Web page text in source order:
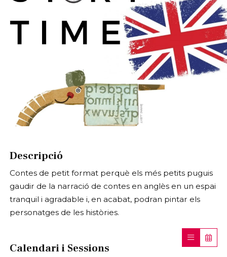
Descripció
Contes de petit format perquè els més petits puguis
gaudir de la narració de contes en anglès en un espai
tranquil i agradable i, en acabat, podran pintar els
personatges de les històries.
Calendari i Sessions